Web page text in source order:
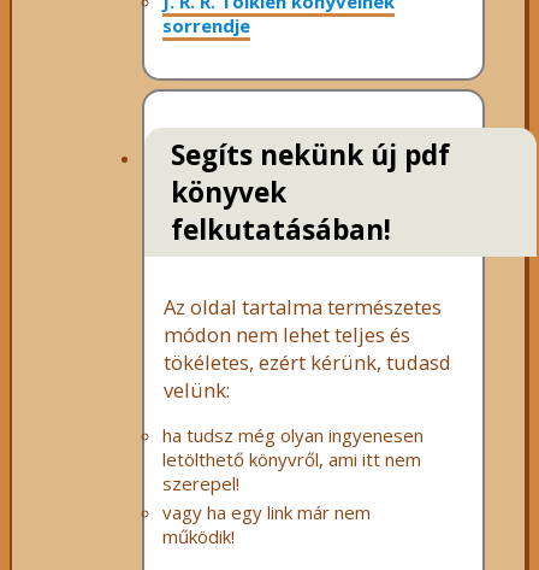
sorrendje
Segíts nekünk új pdf
könyvek
felkutatásában!
Az oldal tartalma természetes
módon nem lehet teljes és
tökéletes, ezért kérünk, tudasd
velünk:
ha tudsz még olyan ingyenesen
letölthető könyvről, ami itt nem
szerepel!
vagy ha egy link már nem
működik!